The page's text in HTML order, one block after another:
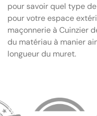
pour savoir quel type
pour votre espace
maçonnerie à Cuinzier
du matériau à manier
longueur du muret.